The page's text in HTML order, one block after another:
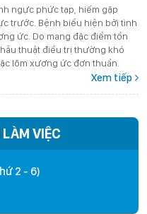
ngực phức tạp, hiếm gặp
trước. Bệnh biểu hiện bởi tình
ức. Do mang đặc điểm tổn
thuật điều trị thường khó
lõm xương ức đơn thuần.
Xem tiếp
VIỆC
2 - 6)